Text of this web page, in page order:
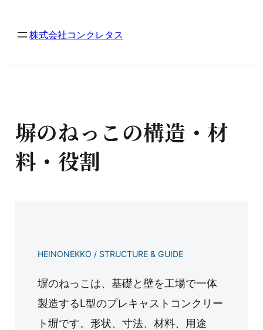
容
プ
株式会社コンクレタス
塀のねっこの構造・材
料・役割
HEINONEKKO / STRUCTURE & GUIDE
塀のねっこは、基礎と壁を工場で一体
製造するL型のプレキャストコンクリー
ト塀です。形状、寸法、材料、用途